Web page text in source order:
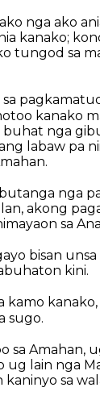
nga ako
kanako;
tungod sa
kanako
buhat nga
labaw pa
nga
akong
sa
bisan unsa
kini.
kamo
sugo.
sa Amahan,
ug lain nga
sa